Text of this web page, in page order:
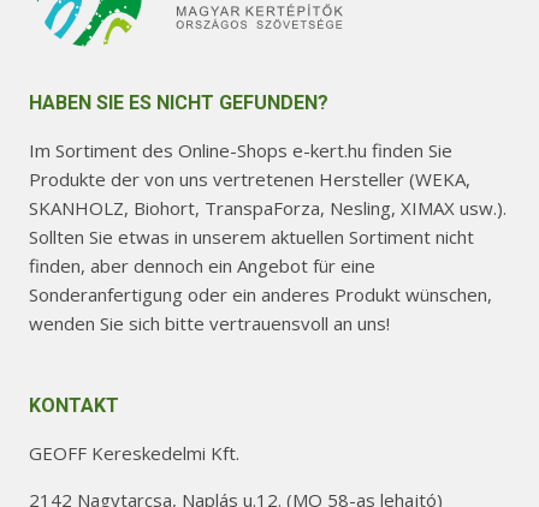
HABEN SIE ES NICHT GEFUNDEN?
Im Sortiment des Online-Shops e-kert.hu finden Sie
Produkte der von uns vertretenen Hersteller (WEKA,
SKANHOLZ, Biohort, TranspaForza, Nesling, XIMAX usw.).
Sollten Sie etwas in unserem aktuellen Sortiment nicht
finden, aber dennoch ein Angebot für eine
Sonderanfertigung oder ein anderes Produkt wünschen,
wenden Sie sich bitte vertrauensvoll an uns!
KONTAKT
GEOFF Kereskedelmi Kft.
2142 Nagytarcsa, Naplás u.12. (MO 58-as lehajtó)